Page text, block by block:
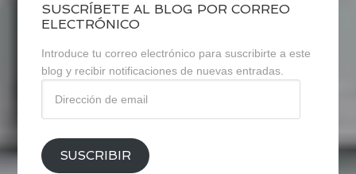
SUSCRÍBETE AL BLOG POR CORREO
ELECTRÓNICO
Introduce tu correo electrónico para suscribirte a este
blog y recibir notificaciones de nuevas entradas.
email
SUSCRIBIR